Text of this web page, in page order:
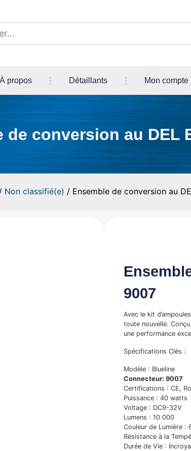
À propos Détaillants Mon compte
de conversion au DEL
/ Non classifié(e) / Ensemble de conversion au
9007
Avec le kit
toute nouvelle.
une performance
Spécifications Clés :
Modèle : Blueline
Connecteur: 9007
Certifications : CE,
Puissance : 40 watts
Voltage : DC9-32V
Lumens : 10 000
Couleur de Lumière :
Résistance à la
Durée de Vie :